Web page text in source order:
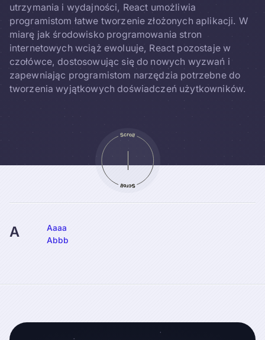
utrzymania i wydajności, React umożliwia
programistom łatwe tworzenie złożonych aplikacji. W
miarę jak środowisko programowania stron
internetowych wciąż ewoluuje, React pozostaje w
czołówce, dostosowując się do nowych wyzwań i
zapewniając programistom narzędzia potrzebne do
tworzenia wyjątkowych doświadczeń użytkowników.
A
Aaaa
Abbb